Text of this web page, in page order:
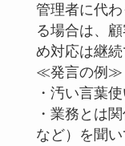
管理者に代
る場合は、
め対応は継続
≪発言の例≫
・汚い言葉使
・業務とは
など）を聞い